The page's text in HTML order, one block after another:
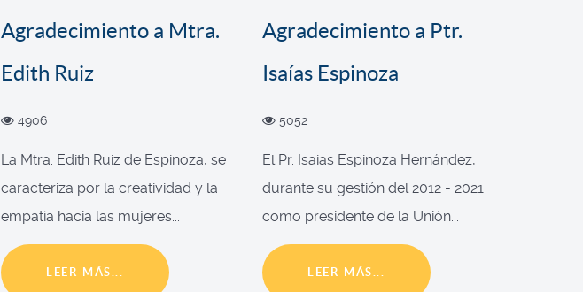
Agradecimiento a Mtra.
Edith Ruiz
4906
La Mtra. Edith Ruiz de Espinoza, se
caracteriza por la creatividad y la
empatía hacia las mujeres...
LEER MÁS...
Agradecimiento a Ptr.
Isaías Espinoza
5052
El Pr. Isaias Espinoza Hernández,
durante su gestión del 2012 - 2021
como presidente de la Unión...
LEER MÁS...